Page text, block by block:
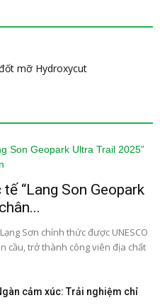
“Lang Son Geopark
Sơn chính thức được UNESCO
cầu, trở thành công viên địa chất
cảm xúc: Trải nghiệm chỉ